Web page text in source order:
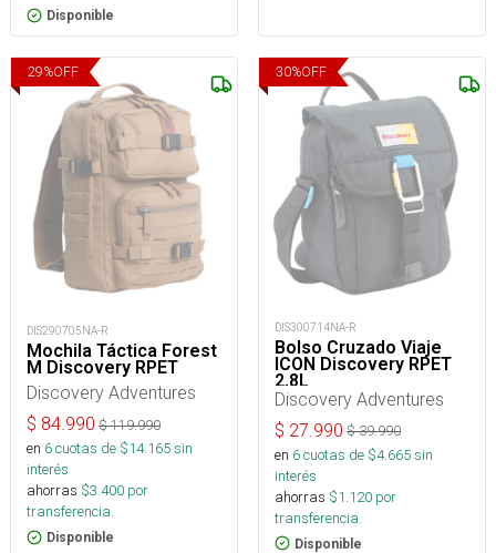
Disponible
29%OFF
DIS290705NA-R
Mochila Táctica Forest
M Discovery RPET
Discovery Adventures
$ 84.990 $119.990
en 6cuotas de $14.165sin
interés
ahorras $3.400 por
transferencia.
Disponible
30%OFF
DIS300714NA-R
Bolso Cruzado Viaje
ICON Discovery RPET
2,8L
Discovery Adventures
$ 27.990 $39.990
en 6cuotas de $4.665sin
interés
ahorras $1.120 por
transferencia.
Disponible